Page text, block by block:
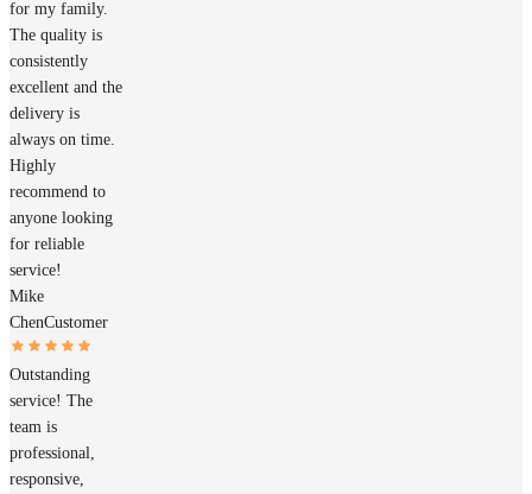
for my family.
The quality is
consistently
excellent and the
delivery is
always on time.
Highly
recommend to
anyone looking
for reliable
service!
Mike
ChenCustomer
Outstanding
service! The
team is
professional,
responsive,